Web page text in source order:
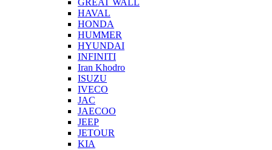
GREAT WALL
HAVAL
HONDA
HUMMER
HYUNDAI
INFINITI
Iran Khodro
ISUZU
IVECO
JAC
JAECOO
JEEP
JETOUR
KIA